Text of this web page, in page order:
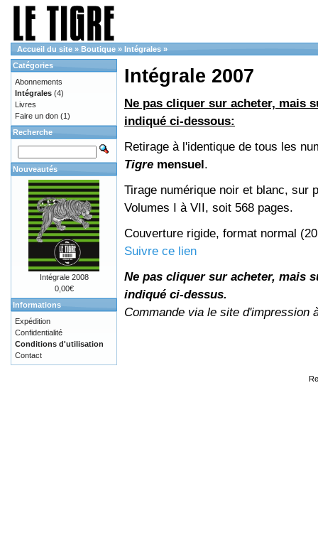
Accueil du site » Boutique » Intégrales »
Intégrale 2007
Ne pas cliquer sur acheter, mais
indiqué ci-dessous:
Retirage à l'identique de tous les
Tigre mensuel.
Tirage numérique noir et blanc, sur
Volumes I à VII, soit 568 pages.
Couverture rigide, format normal
Suivre ce lien
Ne pas cliquer sur acheter, mais
indiqué ci-dessus.
Commande via le site d'impression
Catégories
Abonnements
Intégrales (4)
Livres
Faire un don (1)
Recherche
Nouveautés
Intégrale 2008
0,00€
Informations
Expédition
Confidentialité
Conditions d'utilisation
Contact